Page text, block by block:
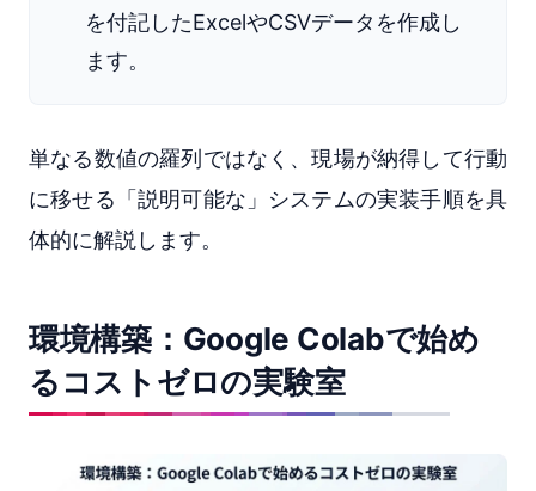
を付記したExcelやCSVデータを作成し
ます。
単なる数値の羅列ではなく、現場が納得して行動
に移せる「説明可能な」システムの実装手順を具
体的に解説します。
環境構築：Google Colabで始め
るコストゼロの実験室